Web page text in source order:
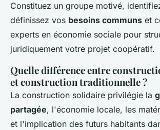
Constituez un groupe motivé,
définissez vos besoins communs et
experts en économie sociale pour
juridiquement votre projet coopératif.
Quelle différence entre
et construction traditionnelle ?
La construction solidaire privilégie la
partagée, l'économie locale, les
et l'implication des futurs habitants